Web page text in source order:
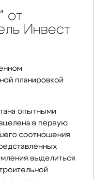
от
Инвест
планировкой
опытными
в первую
соотношения
выделиться